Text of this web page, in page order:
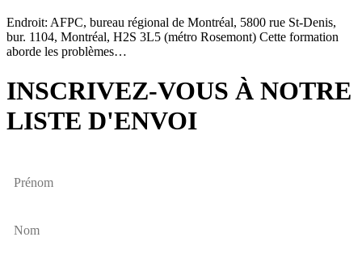
Endroit: AFPC, bureau régional de Montréal, 5800 rue St-Denis,
bur. 1104, Montréal, H2S 3L5 (métro Rosemont) Cette formation
aborde les problèmes…
INSCRIVEZ-VOUS À NOTRE
LISTE D'ENVOI